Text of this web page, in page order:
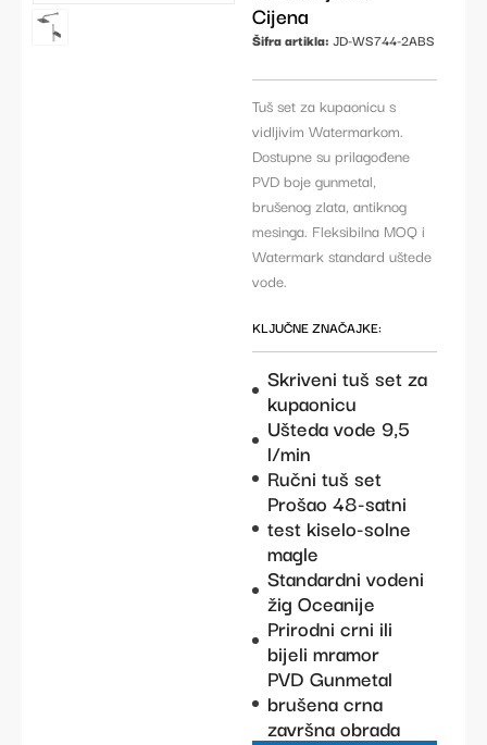
Cijena
Šifra artikla: JD-WS744-2ABS
Tuš set za kupaonicu s
vidljivim Watermarkom.
Dostupne su prilagođene
PVD boje gunmetal,
brušenog zlata, antiknog
mesinga. Fleksibilna MOQ i
Watermark standard uštede
vode.
KLJUČNE ZNAČAJKE:
Skriveni tuš set za
kupaonicu
Ušteda vode 9,5
l/min
Ručni tuš set
Prošao 48-satni
test kiselo-solne
magle
Standardni vodeni
žig Oceanije
Prirodni crni ili
bijeli mramor
PVD Gunmetal
brušena crna
završna obrada